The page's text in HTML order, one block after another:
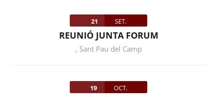
21 SET.
REUNIÓ JUNTA FORUM
, Sant Pau del Camp
19 OCT.